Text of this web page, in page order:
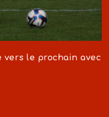
vers le prochain avec